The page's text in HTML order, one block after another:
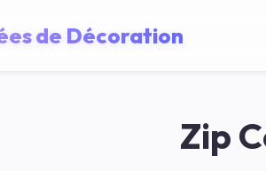
de Décoration
Zip